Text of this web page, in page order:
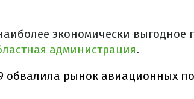
экономически выгодное
администрация.
обвалила рынок авиационных